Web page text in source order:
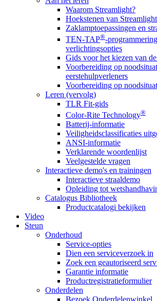
Waarom Streamlight?
Hoekstenen van Streamlight
Zaklamptoepassingen en
TEN-TAP®-
verlichtingsopties
Gids voor het kiezen van
Voorbereiding op
eerstehulpverleners
Voorbereiding op
Leren (vervolg)
TLR Fit-gids
Color-Rite Technology®
Batterij-informatie
Veiligheidsclassificaties
ANSI-informatie
Verklarende woordenlijst
Veelgestelde vragen
Interactieve demo's en trainingen
Interactieve straaldemo
Opleiding tot
Catalogus Bibliotheek
Productcatalogi bekijken
Video
Steun
Onderhoud
Service-opties
Dien een serviceverzoek in
Zoek een geautoriseerd
Garantie informatie
Productregistratieformulier
Onderdelen